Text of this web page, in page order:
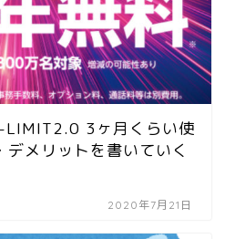
LIMIT2.0 3ヶ月くらい使
メリットを書いていく
2020年7月21日